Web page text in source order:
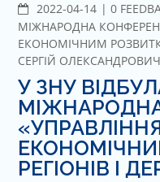
2022-04-14
C
O
M
M
E
N
T
0
МІЖНАРОДНА
ЕКОНОМІЧНИМ
СЕРГІЙ
У ЗНУ
РЕГІОНІВ І